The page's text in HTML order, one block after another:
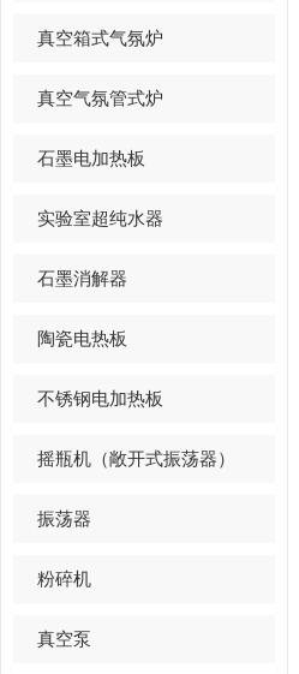
真空箱式气氛炉
真空气氛管式炉
石墨电加热板
实验室超纯水器
石墨消解器
陶瓷电热板
不锈钢电加热板
摇瓶机（敞开式振荡器）
振荡器
粉碎机
真空泵